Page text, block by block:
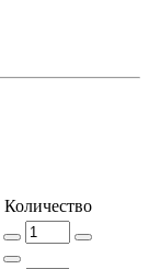
Количество